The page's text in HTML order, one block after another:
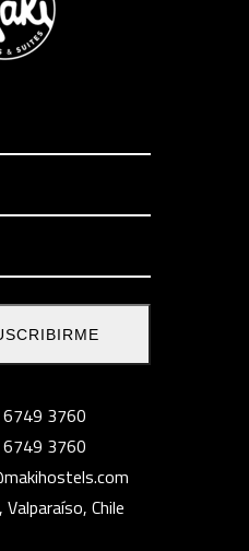
3760
3760
Chile